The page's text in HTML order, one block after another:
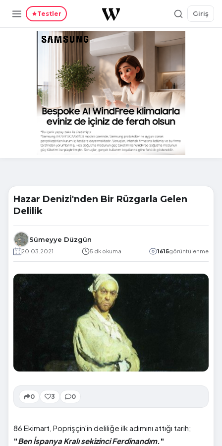
Testler Giriş
Hazar Denizi'nden Bir Rüzgarla Gelen
Delilik
Sümeyye Düzgün
20.03.2021 5 dk okuma 1615görüntülenme
0 3 0
86 Ekimart, Poprişçin'in deliliğe ilk adımını attığı tarih;
"Ben İspanya Kralı sekizinci Ferdinandım."